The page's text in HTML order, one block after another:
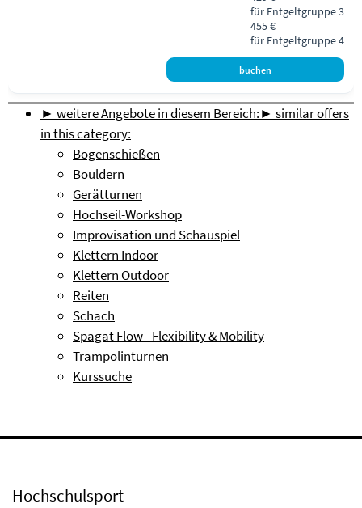
für Entgeltgruppe 3
455 €
für Entgeltgruppe 4
► weitere Angebote in diesem Bereich:► similar offers
in this category:
Bogenschießen
Bouldern
Gerätturnen
Hochseil-Workshop
Improvisation und Schauspiel
Klettern Indoor
Klettern Outdoor
Reiten
Schach
Spagat Flow - Flexibility & Mobility
Trampolinturnen
Kurssuche
Hochschulsport